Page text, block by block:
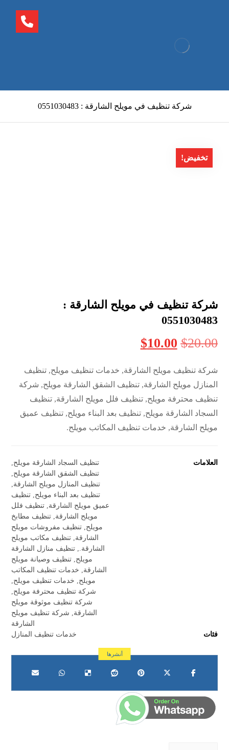
شركة تنظيف في مويلح الشارقة : 0551030483
تخفيض!
شركة تنظيف في مويلح الشارقة :
0551030483
$20.00
$10.00
شركة تنظيف مويلح الشارقة, خدمات تنظيف مويلح, تنظيف
المنازل مويلح الشارقة, تنظيف الشقق الشارقة مويلح, شركة
تنظيف محترفة مويلح, تنظيف فلل مويلح الشارقة, تنظيف
السجاد الشارقة مويلح, تنظيف بعد البناء مويلح, تنظيف عميق
مويلح الشارقة, خدمات تنظيف المكاتب مويلح.
العلامات تنظيف السجاد الشارقة مويلح
تنظيف الشقق الشارقة مويلح
تنظيف المنازل مويلح الشارقة
تنظيف بعد البناء مويلح تنظيف
عميق مويلح الشارقة تنظيف فلل
مويلح الشارقة تنظيف مطابخ
مويلح تنظيف مفروشات مويلح
الشارقة تنظيف مكاتب مويلح
الشارقة.
تنظيف منازل الشارقة
مويلح تنظيف وصيانة مويلح
الشارقة
خدمات تنظيف المكاتب
مويلح
خدمات تنظيف مويلح
شركة تنظيف محترفة مويلح
شركة تنظيف موثوقة مويلح
الشارقة
شركة تنظيف مويلح
الشارقة
فئات
خدمات تنظيف المنازل